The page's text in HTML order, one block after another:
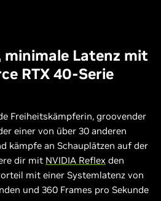
minimale Latenz mit
RTX 40-Serie
Freiheitskämpferin, groovender
einer von über 30 anderen
kämpfe an Schauplätzen auf der
dir mit NVIDIA Reflex den
mit einer Systemlatenz von
und 360 Frames pro Sekunde